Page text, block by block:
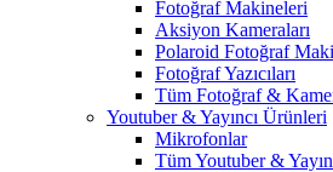
Fotoğraf Makineleri
Aksiyon Kameraları
Polaroid Fotoğraf
Fotoğraf Yazıcıları
Tüm Fotoğraf &
Youtuber & Yayıncı Ürünleri
Mikrofonlar
Tüm Youtuber &